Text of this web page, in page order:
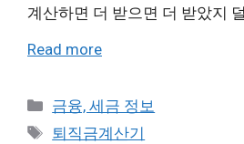
계산하면 더 받으면 더 받았지
Read more
Categories
금융, 세금 정보
Tags
퇴직금계산기